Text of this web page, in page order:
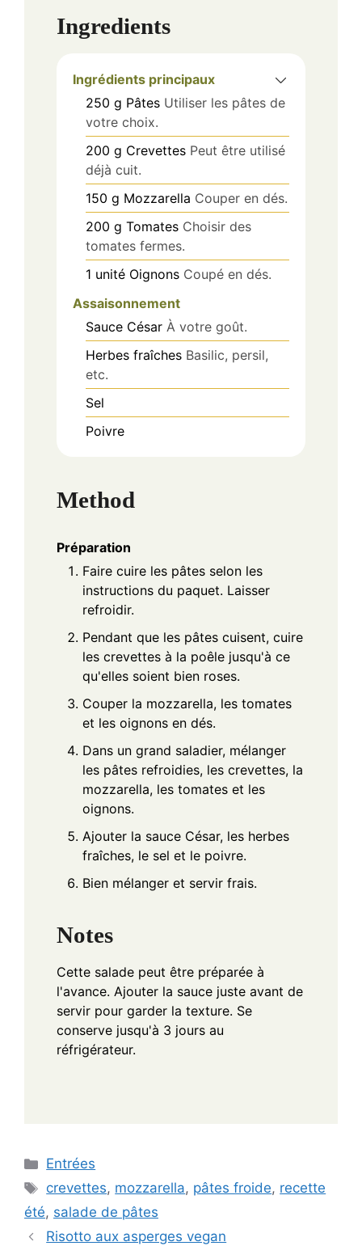
Ingredients
Ingrédients principaux
250 g Pâtes Utiliser les pâtes de
votre choix.
200 g Crevettes Peut être utilisé
déjà cuit.
150 g Mozzarella Couper en dés.
200 g Tomates Choisir des
tomates fermes.
1 unité Oignons Coupé en dés.
Assaisonnement
Sauce César À votre goût.
Herbes fraîches Basilic, persil,
etc.
Sel
Poivre
Method
Préparation
Faire cuire les pâtes selon les
instructions du paquet. Laisser
refroidir.
Pendant que les pâtes cuisent, cuire
les crevettes à la poêle jusqu'à ce
qu'elles soient bien roses.
Couper la mozzarella, les tomates
et les oignons en dés.
Dans un grand saladier, mélanger
les pâtes refroidies, les crevettes, la
mozzarella, les tomates et les
oignons.
Ajouter la sauce César, les herbes
fraîches, le sel et le poivre.
Bien mélanger et servir frais.
Notes
Cette salade peut être préparée à
l'avance. Ajouter la sauce juste avant de
servir pour garder la texture. Se
conserve jusqu'à 3 jours au
réfrigérateur.
Categories
Entrées
Tags
crevettes, mozzarella, pâtes froide, recette
été, salade de pâtes
Risotto aux asperges vegan